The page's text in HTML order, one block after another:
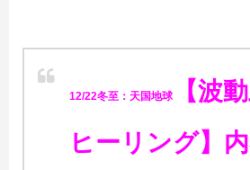
12/22冬至：天国地球
【波
ヒーリング】